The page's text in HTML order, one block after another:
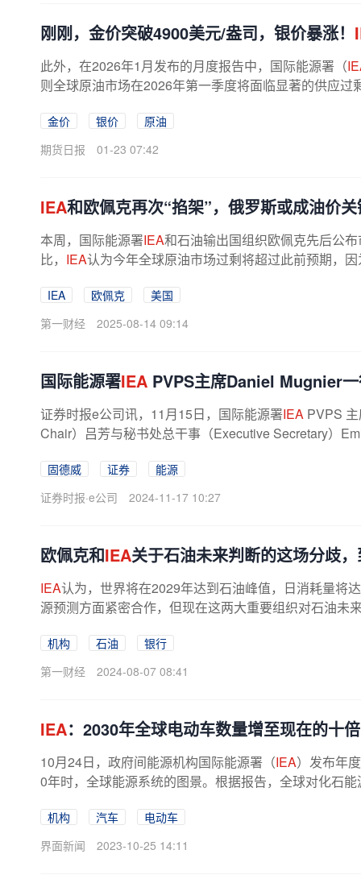
刚刚，金价突破4900美元/盎司，银价暴涨！
此外，在2026年1月发布的月度报告中，国际能源署（
则全球原油市场在2026年第一季度将面临显著的供应过
金价 银价
原油
期货日报
01-23 07:42
IEA和欧佩克再次“掐架”，俄罗斯或成油价
本周，国际能源署IEA和石油输出国组织欧佩克先后公
比， IEA认为今年全球原油市场过剩将超过此前预期，
IEA 欧佩克
美国
第一财经
2025-08-14 09:14
国际能源署IEA PVPS主席Daniel Mugnier
证券时报e公司讯，11月15日，国际能源署IEA PVPS
Chair）吕芳与秘书处总干事（Executive Secretary）
固德威 证券
能源
证券时报·e公司
2024-11-17 10:27
欧佩克和IEA关于石油未来判断的这场分歧
IEA认为，世界将在2029年达到石油峰值，日消耗量将
源预测方面紧密合作，但现在这两大重要组织对石油未
机构 石油
银行
第一财经
2024-08-07 08:41
IEA：2030年全球电动车数量增至现在的十倍
10月24日，政府间能源机构国际能源署（IEA）发布年
0年时，全球能源系统的图景。根据报告，全球对化石
机构 汽车
电动车
界面新闻
2023-10-25 14:11